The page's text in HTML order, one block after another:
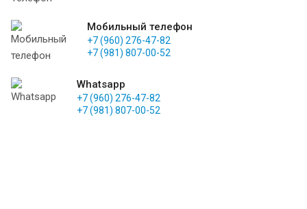
Мобильный телефон
+7 (960) 276-47-82
+7 (981) 807-00-52
Whatsapp
+7 (960) 276-47-82
+7 (981) 807-00-52